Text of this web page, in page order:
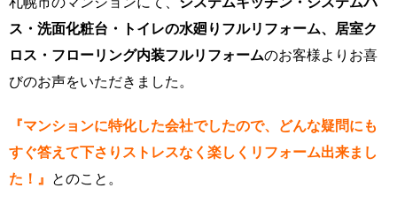
ス・洗面化粧台・トイレの水廻りフルリフォーム、居室ク
ロス・フローリング内装フルリフォームのお客様よりお喜
びのお声をいただきました。
『マンションに特化した会社でしたので、どんな疑問にも
すぐ答えて下さりストレスなく楽しくリフォーム出来まし
た！』 とのこと。